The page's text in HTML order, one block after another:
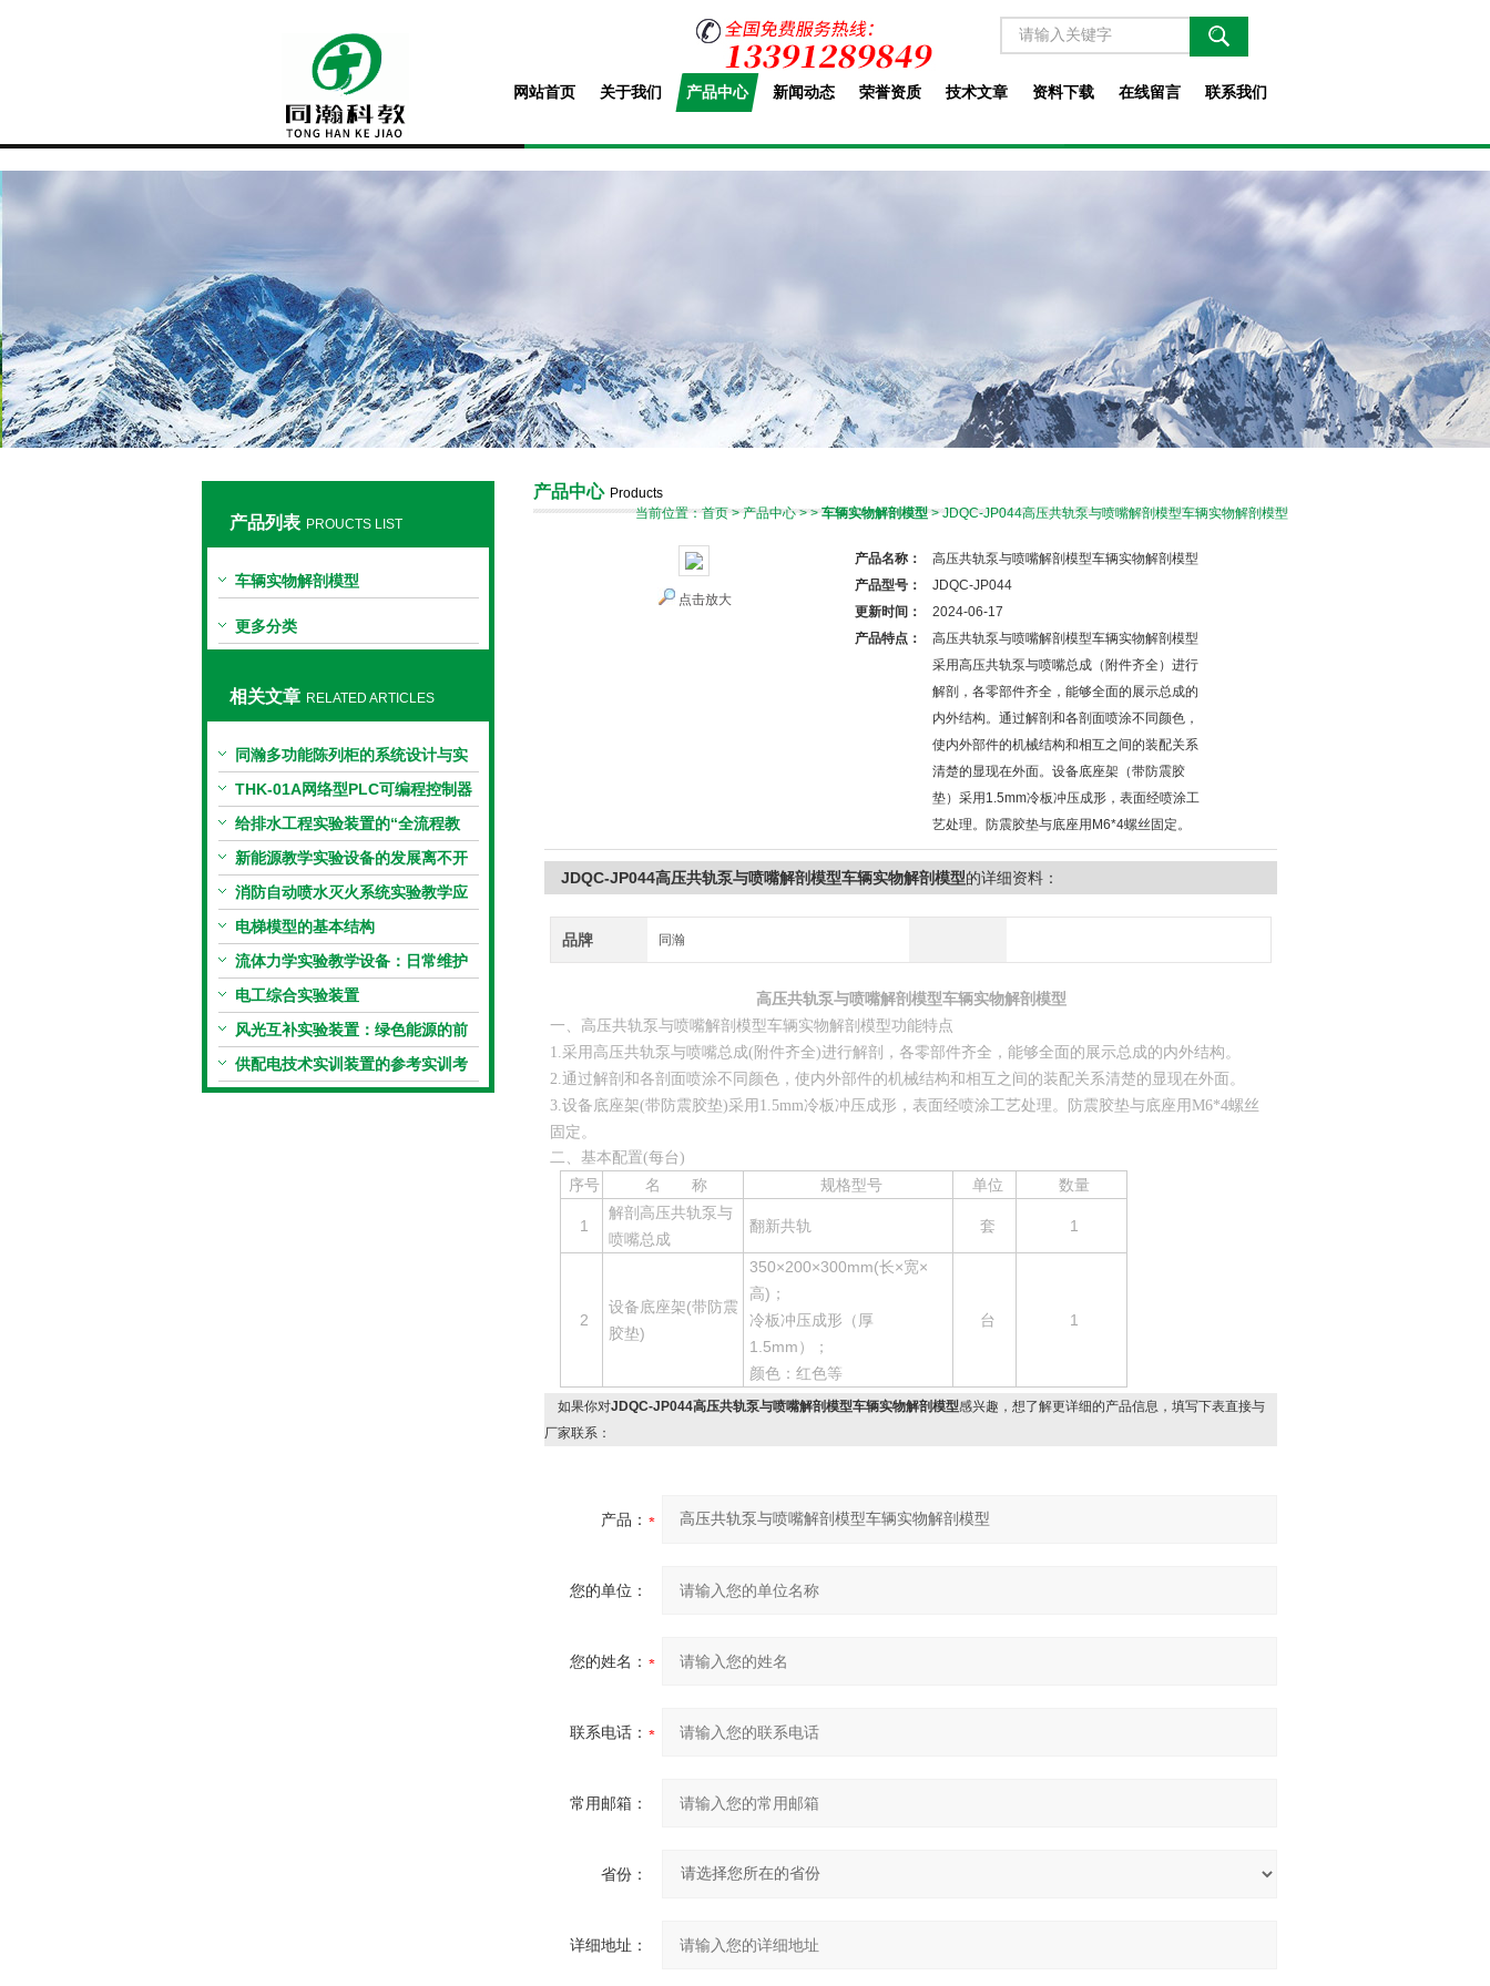
网站首页 关于我们 产品中心 新闻动态 荣誉资质 技术文章 资料下载 在线留言 联系我们
产品列表 PROUCTS LIST
车辆实物解剖模型
更多分类
相关文章 RELATED ARTICLES
同瀚多功能陈列柜的系统设计与实
现
THK-01A网络型PLC可编程控制器
综合实训装置
给排水工程实验装置的“全流程教
学”
新能源教学实验设备的发展离不开
新能源汽车行业的加持
消防自动喷水灭火系统实验教学应
用
电梯模型的基本结构
流体力学实验教学设备：日常维护
与校准规范
电工综合实验装置
风光互补实验装置：绿色能源的前
沿探索
供配电技术实训装置的参考实训考
核项目详细介绍
产品中心 Products
当前位置：首页>产品中心> >车辆实物解剖模型> JDQC-JP044高压共轨泵与喷嘴解剖模型车辆实物解剖模型
点击放大
产品名称：
高压共轨泵与喷嘴解剖模型车辆实物解剖模型
产品型号：
JDQC-JP044
更新时间：
2024-06-17
产品特点：
高压共轨泵与喷嘴解剖模型车辆实物解剖模型
采用高压共轨泵与喷嘴总成（附件齐全）进行
解剖，各零部件齐全，能够全面的展示总成的
内外结构。通过解剖和各剖面喷涂不同颜色，
使内外部件的机械结构和相互之间的装配关系
清楚的显现在外面。设备底座架（带防震胶
垫）采用1.5mm冷板冲压成形，表面经喷涂工
艺处理。防震胶垫与底座用M6*4螺丝固定。
JDQC-JP044高压共轨泵与喷嘴解剖模型车辆实物解剖模型的详细资料：
品牌 同瀚
高压共轨泵与喷嘴解剖模型车辆实物解剖模型
一、 高压共轨泵与喷嘴解剖模型车辆实物解剖模型功能特点
1.采用高压共轨泵与喷嘴总成(附件齐全)进行解剖，各零部件齐全，能够全面的展示总成的内外结构。
2.通过解剖和各剖面喷涂不同颜色，使内外部件的机械结构和相互之间的装配关系清楚的显现在外面。
3.设备底座架(带防震胶垫)采用1.5mm冷板冲压成形，表面经喷涂工艺处理。防震胶垫与底座用M6*4螺丝
固定。
二、 基本配置(每台)
序号 名 称 规格型号 单位 数量
1
解剖高压共轨泵与
喷嘴总成
翻新共轨 套 1
2
设备底座架(带防震
胶垫)
350×200×300mm(长×宽×
高)；
冷板冲压成形（厚
1.5mm）；
颜色：红色等
台 1
如果你对JDQC-JP044高压共轨泵与喷嘴解剖模型车辆实物解剖模型感兴趣，想了解更详细的产品信息，填写下表直接与
厂家联系：
产品：
您的单位：
您的姓名：
联系电话：
常用邮箱：
省份：
详细地址：